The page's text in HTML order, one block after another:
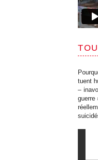
tuent
–
guerre